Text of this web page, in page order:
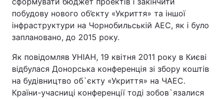
побудову нового об’єкту «Укриття» та іншої
інфраструктури на Чорнобильській АЕС, як і було
заплановано, до 2015 року.
Як повідомляв УНІАН, 19 квітня 2011 року в Києві
відбулася Донорська конференція зі збору коштів
на будівництво об`єкту «Укриття» на ЧАЕС.
Країни-учасниці конференції тоді зобов`язалися